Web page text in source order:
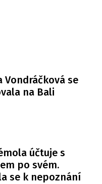
Vondráčková se
na Bali
účtuje s
po svém.
se k nepoznání